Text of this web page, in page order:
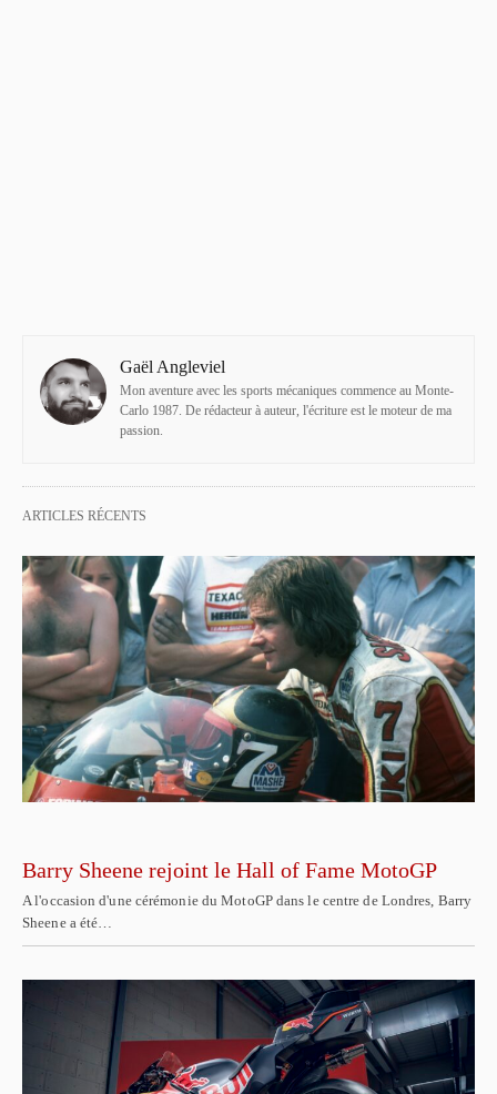
Gaël Angleviel
Mon aventure avec les sports mécaniques commence au Monte-
Carlo 1987. De rédacteur à auteur, l'écriture est le moteur de ma
passion.
ARTICLES RÉCENTS
Barry Sheene rejoint le Hall of Fame MotoGP
A l'occasion d'une cérémonie du MotoGP dans le centre de Londres, Barry
Sheene a été…